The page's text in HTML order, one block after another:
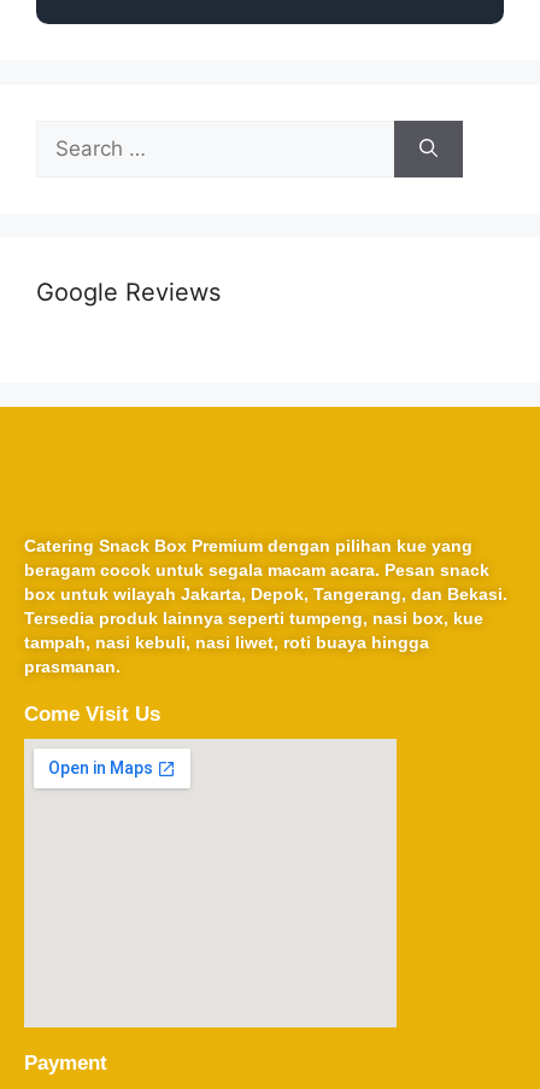
Google Reviews
Catering Snack Box Premium dengan pilihan kue yang
beragam cocok untuk segala macam acara. Pesan snack
box untuk wilayah Jakarta, Depok, Tangerang, dan Bekasi.
Tersedia produk lainnya seperti tumpeng, nasi box, kue
tampah, nasi kebuli, nasi liwet, roti buaya hingga
prasmanan.
Come Visit Us
Payment